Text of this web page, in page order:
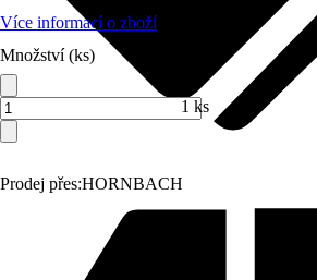
Prodej přes:HORNBACH
Více informací o zboží
Množství (ks)
1 ks